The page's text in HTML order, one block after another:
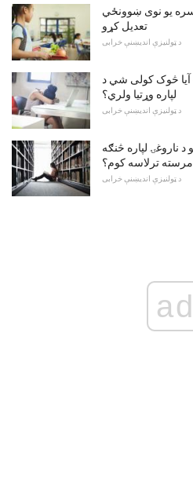
یو نوی ښوونځي
تعدیل کړو
د ټولنیزې اندیښنې خرابی
آیا څوک کولی شي د SAD سره د ټولنیزې مرستې
لپاره وړتیا ولري؟
د ټولنیزې اندیښنې خرابی
د ناروغۍ لپاره څنګه
مرسته ترلاسه کوم؟
د ټولنیزې اندیښنې خرابی
ad